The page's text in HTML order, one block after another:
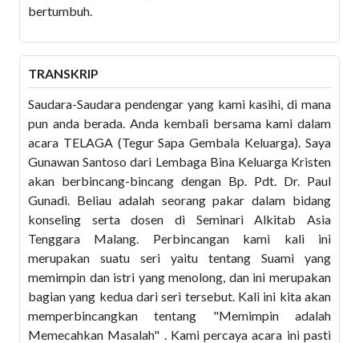
bertumbuh.
TRANSKRIP
Saudara-Saudara pendengar yang kami kasihi, di mana
pun anda berada. Anda kembali bersama kami dalam
acara TELAGA (Tegur Sapa Gembala Keluarga). Saya
Gunawan Santoso dari Lembaga Bina Keluarga Kristen
akan berbincang-bincang dengan Bp. Pdt. Dr. Paul
Gunadi. Beliau adalah seorang pakar dalam bidang
konseling serta dosen di Seminari Alkitab Asia
Tenggara Malang. Perbincangan kami kali ini
merupakan suatu seri yaitu tentang Suami yang
memimpin dan istri yang menolong, dan ini merupakan
bagian yang kedua dari seri tersebut. Kali ini kita akan
memperbincangkan tentang "Memimpin adalah
Memecahkan Masalah" . Kami percaya acara ini pasti